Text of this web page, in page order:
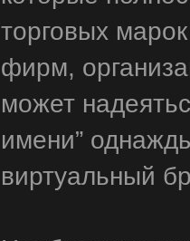
торговых
фирм,
может
имени”
виртуальный